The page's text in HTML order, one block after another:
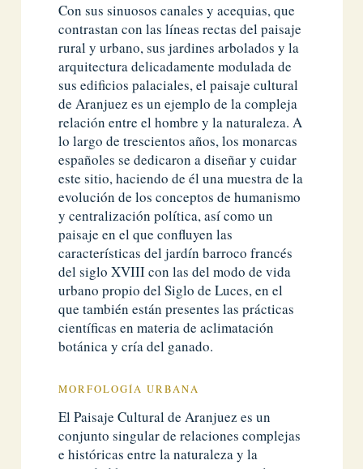
Con sus sinuosos canales y acequias, que
contrastan con las líneas rectas del paisaje
rural y urbano, sus jardines arbolados y la
arquitectura delicadamente modulada de
sus edificios palaciales, el paisaje cultural
de Aranjuez es un ejemplo de la compleja
relación entre el hombre y la naturaleza. A
lo largo de trescientos años, los monarcas
españoles se dedicaron a diseñar y cuidar
este sitio, haciendo de él una muestra de la
evolución de los conceptos de humanismo
y centralización política, así como un
paisaje en el que confluyen las
características del jardín barroco francés
del siglo XVIII con las del modo de vida
urbano propio del Siglo de Luces, en el
que también están presentes las prácticas
científicas en materia de aclimatación
botánica y cría del ganado.
MORFOLOGÍA URBANA
El Paisaje Cultural de Aranjuez es un
conjunto singular de relaciones complejas
e históricas entre la naturaleza y la